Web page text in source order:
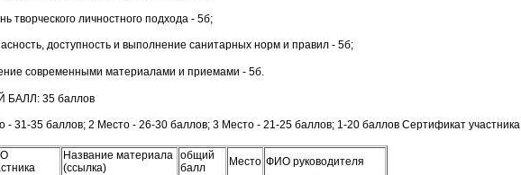
творческого личностного подхода - 5б;
доступность и выполнение санитарных норм и правил - 5б;
современными материалами и приемами - 5б.
35 баллов
- 31-35 баллов; 2 Место - 26-30 баллов; 3 Место - 21-25 баллов; 1-20 баллов Сертификат участника
Название материала
(ссылка)
общий
балл
Место ФИО руководителя